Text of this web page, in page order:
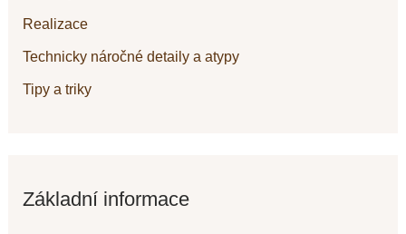
Realizace
Technicky náročné detaily a atypy
Tipy a triky
Základní informace